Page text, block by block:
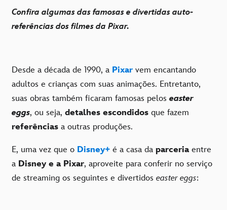
Confira algumas das famosas e divertidas auto-
referências dos filmes da Pixar.
Desde a década de 1990, a Pixar vem encantando
adultos e crianças com suas animações. Entretanto,
suas obras também ficaram famosas pelos easter
eggs, ou seja, detalhes escondidos que fazem
referências a outras produções.
E, uma vez que o Disney+ é a casa da parceriaentre
a Disney e a Pixar, aproveite para conferir no serviço
de streaming os seguintes e divertidos easter eggs: